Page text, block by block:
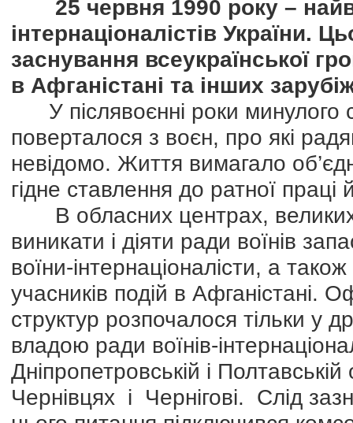
25 червня 1990 року –
інтернаціоналістів України.
заснування всеукраїнської
в Афганістані та інших
У післявоєнні роки минулого
поверталося з воєн, про які
невідомо. Життя вимагало
гідне ставлення до ратної праці
В обласних центрах, великих
виникати і діяти ради воїнів
воїни-інтернаціоналісти, а
учасників подій в Афганістані.
структур розпочалося тільки у
владою ради воїнів-
Дніпропетровській і
Чернівцях і Чернігові. Слід